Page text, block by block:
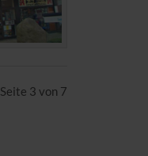
Seite 3 von 7